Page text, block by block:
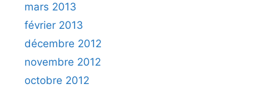
mars 2013
février 2013
décembre 2012
novembre 2012
octobre 2012